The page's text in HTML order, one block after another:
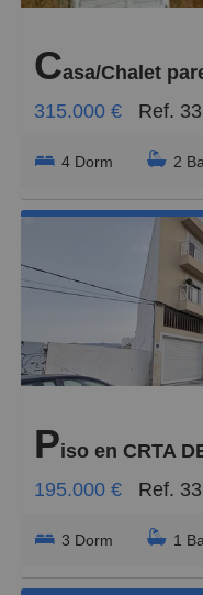
Casa/Chalet pareado en
315.000 €
Ref.
4 Dorm 2
Piso en CRTA DE
195.000 €
Ref.
3 Dorm 1